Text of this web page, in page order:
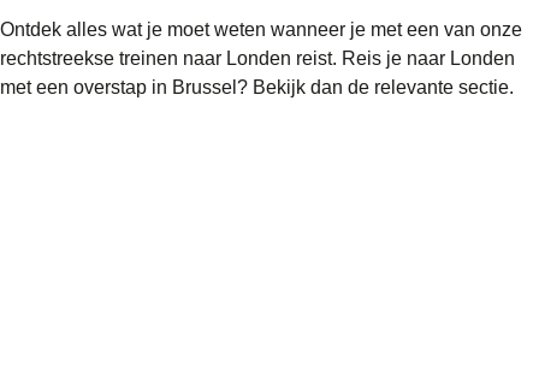
Ontdek alles wat je moet weten wanneer je met een van onze
rechtstreekse treinen naar Londen reist. Reis je naar Londen
met een overstap in Brussel? Bekijk dan de relevante sectie.